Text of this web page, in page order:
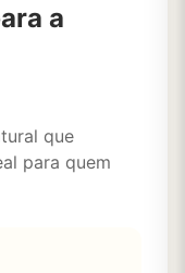
a
que
para quem